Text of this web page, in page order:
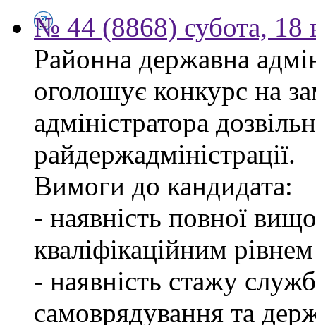
№ 44 (8868) субота, 18
Районна державна
оголошує конкурс на
адміністратора
райдержадміністрації.
Вимоги до кандидата:
- наявність повної
кваліфікаційним
- наявність стажу
самоврядування та